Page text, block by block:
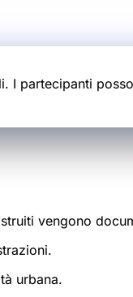
I partecipanti
vengono
urbana.